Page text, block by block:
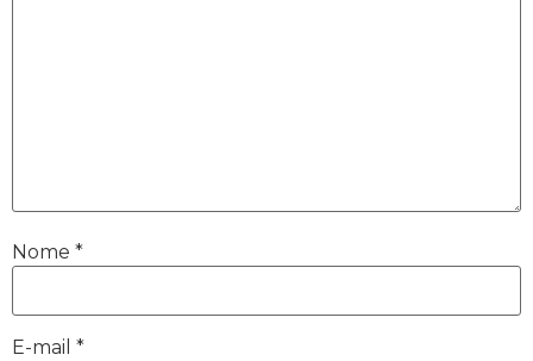
Nome *
E-mail *